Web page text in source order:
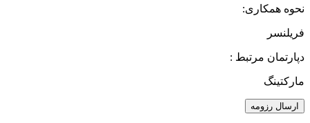
نحوه همکاری:
فریلنسر
دپارتمان مرتبط :
مارکتینگ
ارسال رزومه